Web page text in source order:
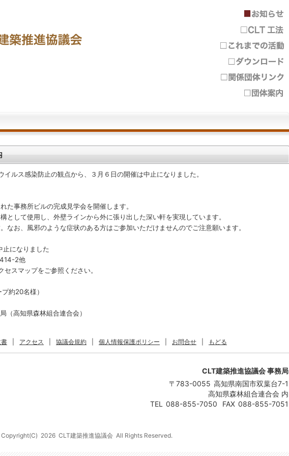
ルス感染防止の観点から、３月６日の開催は中止になりました。
事務所ビルの完成見学会を開催します。
として使用し、外壁ラインから外に張り出した深い軒を実現しています。
なお、風邪のような症状のある方はご参加いただけませんのでご注意願います。
になりました
2他
スマップをご参照ください。
約20名様）
（高知県森林組合連合会）
アクセス 協議会規約 個人情報保護ポリシー お問合せ もどる
CLT建築推進協議会 事務局
〒783-0055 高知県南国市双葉台7-1
高知県森林組合連合会 内
TEL
088-855-7050 FAX 088-855-7051
Copyright(C) 2026 CLT建築推進協議会 All Rights Reserved.